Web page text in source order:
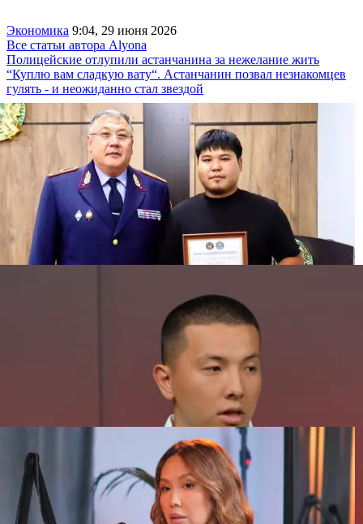
Экономика 9:04, 29 июня 2026
Все статьи автора Alyona
Полицейские отлупили астанчанина за нежелание жить
“Куплю вам сладкую вату“. Астанчанин позвал незнакомцев
гулять - и неожиданно стал звездой
что, обмануть её хотели?“ Таксист спас
в Усть-Каменогорске